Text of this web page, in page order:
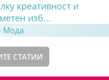
креативност и
изб...
Мода
СТАТИИ